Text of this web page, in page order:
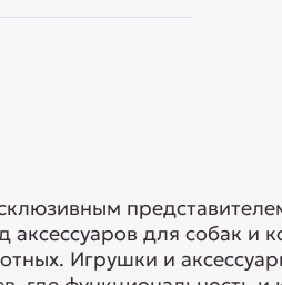
для собак и
Игрушки и